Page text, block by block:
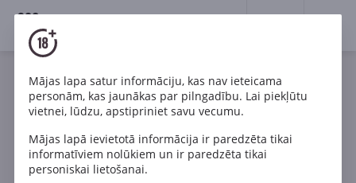
18+
Dzirkstošais Balts Sauss
Francija
Ruinart Blanc de Blancs
Mājas lapa satur informāciju, kas nav ieteicama
personām, kas jaunākas par pilngadību. Lai piekļūtu
vietnei, lūdzu, apstipriniet savu vecumu.
Mājas lapā ievietotā informācija ir paredzēta tikai
informatīviem nolūkiem un ir paredzēta tikai
personiskai lietošanai.